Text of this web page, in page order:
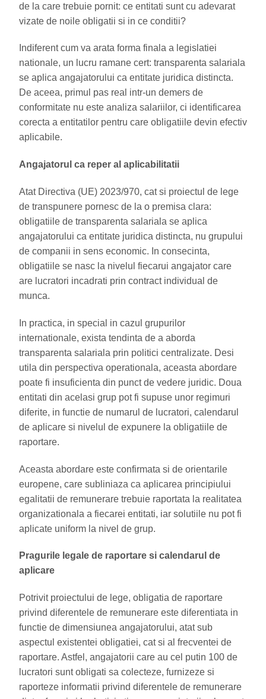
de la care trebuie pornit: ce entitati sunt cu adevarat
vizate de noile obligatii si in ce conditii?
Indiferent cum va arata forma finala a legislatiei
nationale, un lucru ramane cert: transparenta salariala
se aplica angajatorului ca entitate juridica distincta.
De aceea, primul pas real intr-un demers de
conformitate nu este analiza salariilor, ci identificarea
corecta a entitatilor pentru care obligatiile devin efectiv
aplicabile.
Angajatorul ca reper al aplicabilitatii
Atat Directiva (UE) 2023/970, cat si proiectul de lege
de transpunere pornesc de la o premisa clara:
obligatiile de transparenta salariala se aplica
angajatorului ca entitate juridica distincta, nu grupului
de companii in sens economic. In consecinta,
obligatiile se nasc la nivelul fiecarui angajator care
are lucratori incadrati prin contract individual de
munca.
In practica, in special in cazul grupurilor
internationale, exista tendinta de a aborda
transparenta salariala prin politici centralizate. Desi
utila din perspectiva operationala, aceasta abordare
poate fi insuficienta din punct de vedere juridic. Doua
entitati din acelasi grup pot fi supuse unor regimuri
diferite, in functie de numarul de lucratori, calendarul
de aplicare si nivelul de expunere la obligatiile de
raportare.
Aceasta abordare este confirmata si de orientarile
europene, care subliniaza ca aplicarea principiului
egalitatii de remunerare trebuie raportata la realitatea
organizationala a fiecarei entitati, iar solutiile nu pot fi
aplicate uniform la nivel de grup.
Pragurile legale de raportare si calendarul de
aplicare
Potrivit proiectului de lege, obligatia de raportare
privind diferentele de remunerare este diferentiata in
functie de dimensiunea angajatorului, atat sub
aspectul existentei obligatiei, cat si al frecventei de
raportare. Astfel, angajatorii care au cel putin 100 de
lucratori sunt obligati sa colecteze, furnizeze si
raporteze informatii privind diferentele de remunerare